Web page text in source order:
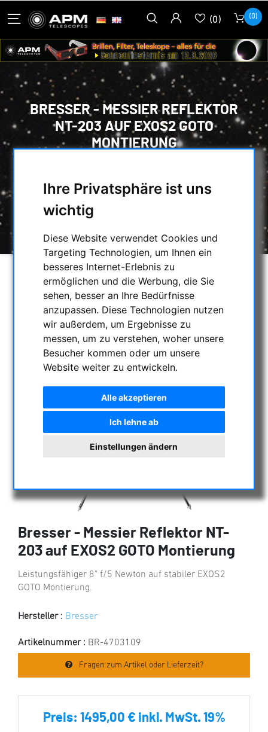
Ihre Privatsphäre ist uns
wichtig
Diese Website verwendet Cookies und
Targeting Technologien, um Ihnen ein
besseres Internet-Erlebnis zu
ermöglichen und die Werbung, die Sie
sehen, besser an Ihre Bedürfnisse
anzupassen. Diese Technologien nutzen
wir außerdem, um Ergebnisse zu
messen, um zu verstehen, woher unsere
Besucher kommen oder um unsere
Website weiter zu entwickeln.
Alle akzeptieren
Ich lehne ab
Einstellungen ändern
(0) (0)
BRESSER - MESSIER REFLEKTOR
NT-203 AUF EXOS2 GOTO
MONTIERUNG
SPIEGELTELESKOPE MIT MONTIERUNG
NEWTON
BRESSER - MESSIER REFLEKTOR NT-203
Bresser - Messier Reflektor NT-
203 auf EXOS2 GOTO Montierung
Leistungsfähiger 8" f/5 Newton auf stabiler EXOS2
GOTO Montierung.
Hersteller : Bresser
Artikelnummer : BR-4703109
Fragen zum Artikel oder Lieferzeit?
Preis: 1495,00 € inkl. MwSt. 19%